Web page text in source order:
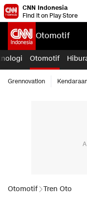
CNN Indonesia
Find it on Play Store
Otomotif
Otomotif
Grennovation
Otomotif Tren Oto